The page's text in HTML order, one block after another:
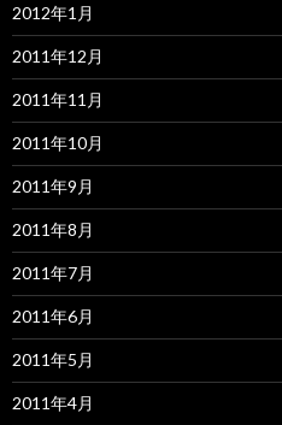
2012年1月
2011年12月
2011年11月
2011年10月
2011年9月
2011年8月
2011年7月
2011年6月
2011年5月
2011年4月